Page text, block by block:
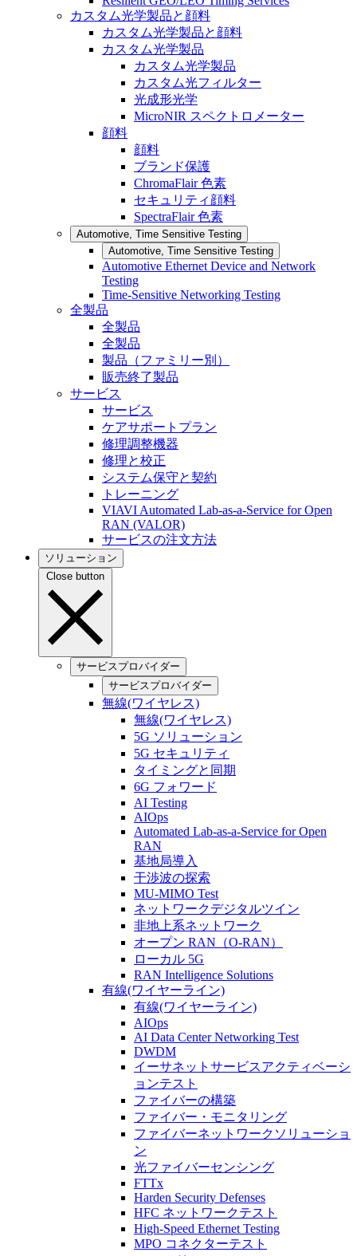
カスタム光学製品と顔料
カスタム光学製品と顔料
カスタム光学製品
カスタム光学製品
カスタム光フィルター
光成形光学
MicroNIR スペクトロメーター
顔料
顔料
ブランド保護
ChromaFlair 色素
セキュリティ顔料
SpectraFlair 色素
Automotive, Time Sensitive Testing
Automotive, Time Sensitive Testing
Automotive Ethernet Device and Network
Testing
Time-Sensitive Networking Testing
全製品
全製品
全製品
製品（ファミリー別）
販売終了製品
サービス
サービス
ケアサポートプラン
修理調整機器
修理と校正
システム保守と契約
トレーニング
VIAVI Automated Lab-as-a-Service for Open
RAN (VALOR)
サービスの注文方法
ソリューション
Close button
サービスプロバイダー
サービスプロバイダー
無線(ワイヤレス)
無線(ワイヤレス)
5G ソリューション
5G セキュリティ
タイミングと同期
6G フォワード
AI Testing
AIOps
Automated Lab-as-a-Service for Open
RAN
基地局導入
干渉波の探索
MU-MIMO Test
ネットワークデジタルツイン
非地上系ネットワーク
オープン RAN（O-RAN）
ローカル 5G
RAN Intelligence Solutions
有線(ワイヤーライン)
有線(ワイヤーライン)
AIOps
AI Data Center Networking Test
DWDM
イーサネットサービスアクティベーシ
ョンテスト
ファイバーの構築
ファイバー・モニタリング
ファイバーネットワークソリューショ
ン
光ファイバーセンシング
FTTx
Harden Security Defenses
HFC ネットワークテスト
High-Speed Ethernet Testing
MPO コネクターテスト